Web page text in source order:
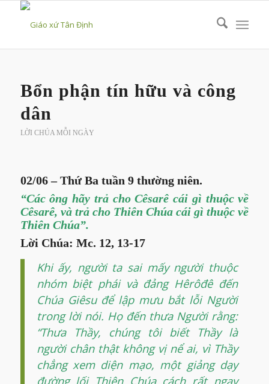
Bổn phận tín hữu và công
dân
LỜI CHÚA MỖI NGÀY
02/06 – Thứ Ba tuần 9 thường niên.
“Các ông hãy trả cho Cêsarê cái gì thuộc về
Cêsarê, và trả cho Thiên Chúa cái gì thuộc về
Thiên Chúa”.
Lời Chúa: Mc. 12, 13-17
Khi ấy, người ta sai mấy người thuộc
nhóm biệt phái và đảng Hêrôđê đến
Chúa Giêsu để lập mưu bắt lỗi Người
trong lời nói. Họ đến thưa Người rằng:
“Thưa Thầy, chúng tôi biết Thầy là
người chân thật không vị nể ai, vì Thầy
chẳng xem diện mạo, một giảng dạy
đường lối Thiên Chúa cách rất ngay